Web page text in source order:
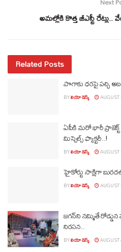
అమల్లోకి కొత్త జీఎస్టీ
Related Posts
పొగాకు ధరపై పచ్చి
BYలియో డెస్క్
ఏపీకి మరో భారీ
మిస్సైల్స్ ఫ్యాక్టరీ..!
BYలియో డెస్క్
హైకోర్టు సాక్షిగా
BYలియో డెస్క్
జగన్‌ని నమ్మితే
నిరసన..
BYలియో డెస్క్